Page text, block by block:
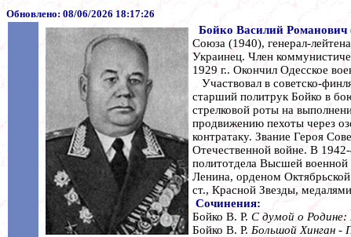
Обновлено: 08/06/2026 18:17:26
Бойко Василий Романович
Союза (1940), генерал-
Украинец. Член
1929 г.. Окончил Одесское
Участвовал в советско-
старший политрук Бойко в
стрелковой роты на
продвижению пехоты через
контратаку. Звание Героя
Отечественной войне. В
политотдела Высшей
Ленина, орденом
ст., Красной Звезды,
Сочинения:
Бойко В. Р. С думой о Родине:
Бойко В. Р. Большой Хинган -